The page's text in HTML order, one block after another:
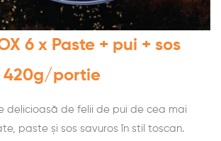
6 x Paste + pui + sos
420g/portie
delicioasă de felii de pui de cea mai
paste și sos savuros în stil toscan.